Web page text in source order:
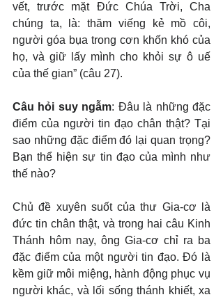
vết, trước mặt Đức Chúa Trời, Cha
chúng ta, là: thăm viếng kẻ mồ côi,
người góa bụa trong cơn khốn khó của
họ, và giữ lấy mình cho khỏi sự ô uế
của thế gian” (câu 27).
Câu hỏi suy ngẫm: Đâu là những đặc
điểm của người tin đạo chân thật? Tại
sao những đặc điểm đó lại quan trọng?
Bạn thể hiện sự tin đạo của mình như
thế nào?
Chủ đề xuyên suốt của thư Gia-cơ là
đức tin chân thật, và trong hai câu Kinh
Thánh hôm nay, ông Gia-cơ chỉ ra ba
đặc điểm của một người tin đạo. Đó là
kềm giữ môi miệng, hành động phục vụ
người khác, và lối sống thánh khiết, xa